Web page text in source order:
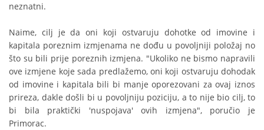
neznatni.
Naime, cilj je da oni koji ostvaruju dohotke od imovine i
kapitala poreznim izmjenama ne dođu u povoljniji položaj no
što su bili prije poreznih izmjena. "Ukoliko ne bismo napravili
ove izmjene koje sada predlažemo, oni koji ostvaruju dohodak
od imovine i kapitala bili bi manje oporezovani za ovaj iznos
prireza, dakle došli bi u povoljniju poziciju, a to nije bio cilj, to
bi bila praktički 'nuspojava' ovih izmjena", poručio je
Primorac.